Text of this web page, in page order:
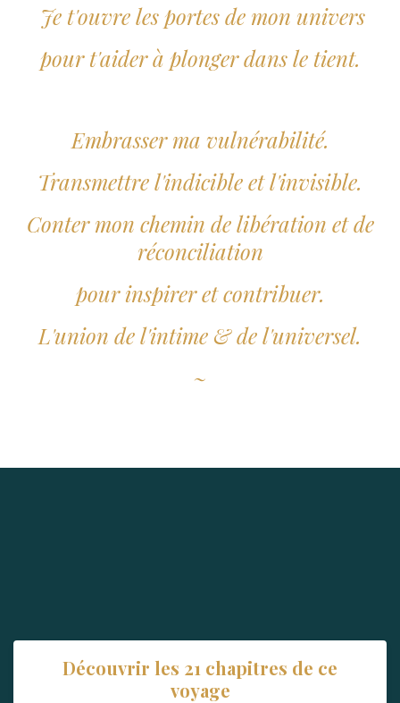
Je t'ouvre les portes de mon univers
pour t'aider à plonger dans le tient.
Embrasser ma vulnérabilité.
Transmettre l'indicible et l'invisible.
Conter mon chemin de libération et de
réconciliation
pour inspirer et contribuer.
L'union de l'intime & de l'universel.
~
Découvrir les 21 chapitres de ce
voyage